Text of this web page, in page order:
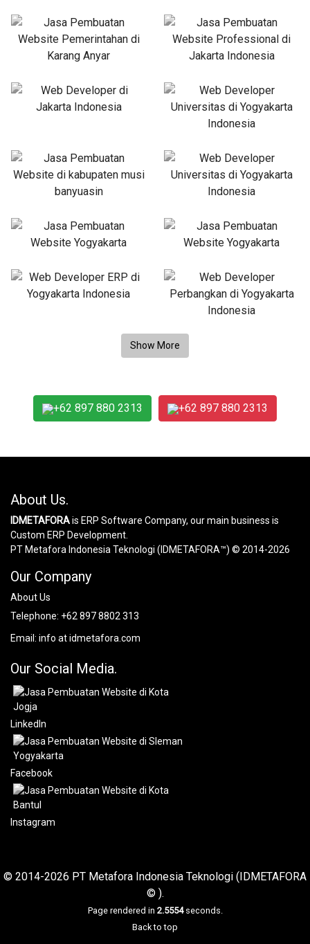
+62 897 880 2313 +62 897 880 2313
About Us.
IDMETAFORAis ERP Software Company, our main business is
Custom ERP Development.
PT Metafora Indonesia Teknologi (IDMETAFORA™) © 2014-2026
Our Company
About Us
Telephone: +62 897 8802 313
Email: info at idmetafora.com
Our Social Media.
LinkedIn
Facebook
Instagram
© 2014-2026 PT Metafora Indonesia Teknologi (IDMETAFORA
© ).
Page rendered in 2.5554seconds.
Back to top